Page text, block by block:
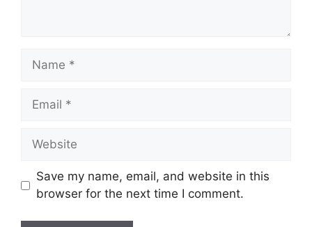
Name
Email
Website
Save my name, email, and website in this
browser for the next time I comment.